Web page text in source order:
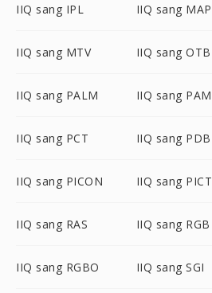
IIQ sang IPL IIQ sang MAP
IIQ sang MTV IIQ sang OTB
IIQ sang PALM IIQ sang PAM
IIQ sang PCT IIQ sang PDB
IIQ sang PICON IIQ sang PICT
IIQ sang RAS IIQ sang RGB
IIQ sang RGBO IIQ sang SGI